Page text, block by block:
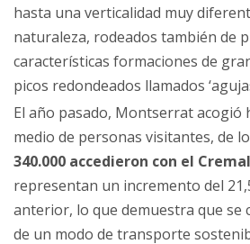
hasta una verticalidad muy
naturaleza, rodeados también de
características formaciones de
picos redondeados llamados
El año pasado, Montserrat acogió
medio de personas visitantes, de
340.000 accedieron con el
representan un incremento del
anterior, lo que demuestra que se
de un modo de transporte